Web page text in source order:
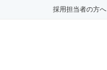
採用担当者の方へ